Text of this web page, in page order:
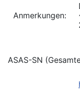
Anmerkungen:
ASAS-SN